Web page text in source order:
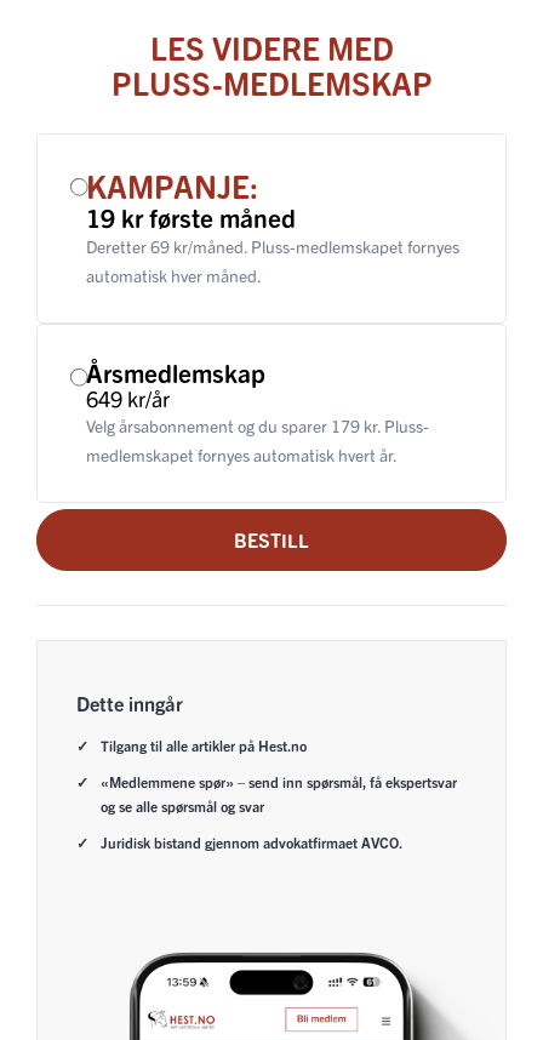
LES VIDERE MED
PLUSS-MEDLEMSKAP
KAMPANJE:
19 kr første måned
Deretter 69 kr/måned. Pluss-medlemskapet fornyes
automatisk hver måned.
Årsmedlemskap
649 kr/år
Velg årsabonnement og du sparer 179 kr. Pluss-
medlemskapet fornyes automatisk hvert år.
BESTILL
Dette inngår
Tilgang til alle artikler på Hest.no
«Medlemmene spør» – send inn spørsmål, få ekspertsvar
og se alle spørsmål og svar
Juridisk bistand gjennom advokatfirmaet AVCO.